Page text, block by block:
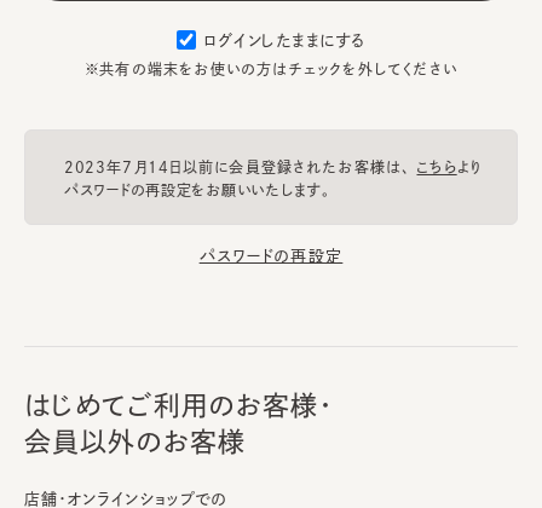
ログインしたままにする
※共有の端末をお使いの方はチェックを外してください
2023年7月14日以前に会員登録されたお客様は、 こちらより
パスワードの再設定をお願いいたします。
パスワードの再設定
はじめてご利用のお客様・
会員以外のお客様
店舗・オンラインショップでの